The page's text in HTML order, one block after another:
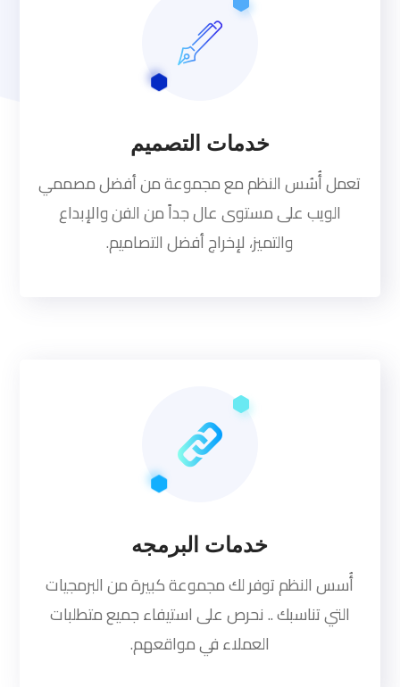
خدمات التصميم
تعمل أُسُس النظم مع مجموعة من أفضل مصممي
الويب على مستوى عال جداً من الفن والإبداع
والتميز، لإخراج أفضل التصاميم.
خدمات البرمجه
أُسس النظم توفر لك مجموعة كبيرة من البرمجيات
التي تناسبك .. نحرص على استيفاء جميع متطلبات
العملاء في مواقعهم.